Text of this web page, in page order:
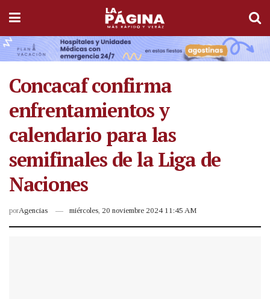
Concacaf confirma
enfrentamientos y
calendario para las
semifinales de la Liga de
Naciones
porAgencias miércoles, 20 noviembre 2024 11:45 AM